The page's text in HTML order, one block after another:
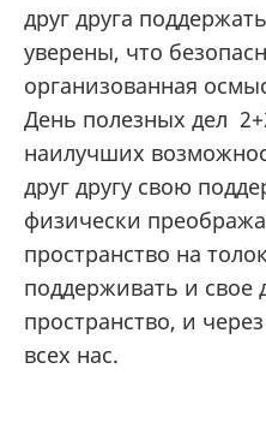
друг друга
уверены, что
организованная
День полезных дел
наилучших
друг другу свою
физически
пространство на
поддерживать и свое
пространство, и
всех нас.